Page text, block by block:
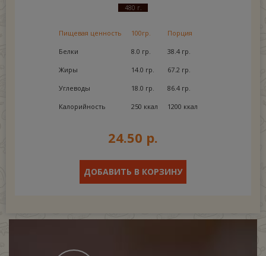
480 г.
Пищевая ценность 100гр. Порция
Белки 8.0 гр. 38.4 гр.
Жиры 14.0 гр. 67.2 гр.
Углеводы 18.0 гр. 86.4 гр.
Калорийность 250 ккал 1200 ккал
24.50 р.
ДОБАВИТЬ В КОРЗИНУ